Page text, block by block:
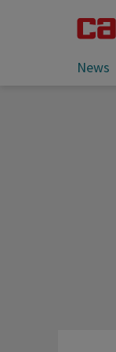
News
Sie lesen: